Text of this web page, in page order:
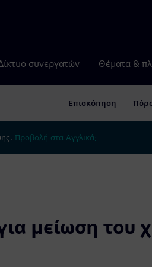
συνεργατών Θέματα &
Επισκόπηση
Προβολή στα Αγγλικά;
μείωση του